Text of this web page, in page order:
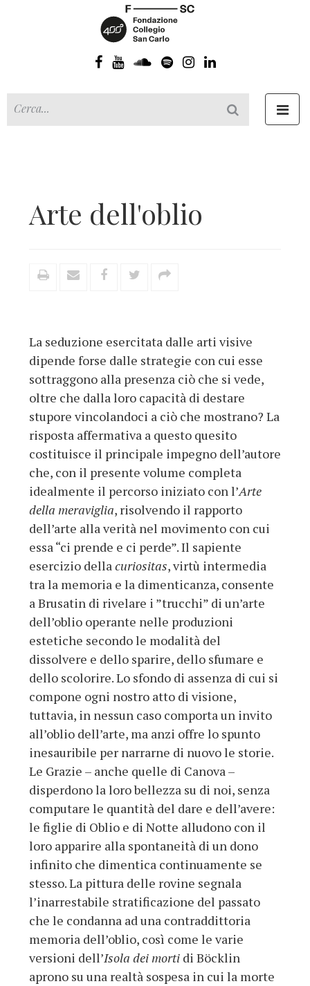
Arte dell'oblio
La seduzione esercitata dalle arti visive
dipende forse dalle strategie con cui esse
sottraggono alla presenza ciò che si vede,
oltre che dalla loro capacità di destare
stupore vincolandoci a ciò che mostrano? La
risposta affermativa a questo quesito
costituisce il principale impegno dell’autore
che, con il presente volume completa
idealmente il percorso iniziato con l’Arte
della meraviglia, risolvendo il rapporto
dell’arte alla verità nel movimento con cui
essa “ci prende e ci perde”. Il sapiente
esercizio dellacuriositas, virtù intermedia
tra la memoria e la dimenticanza, consente
a Brusatin di rivelare i ”trucchi” di un’arte
dell’oblio operante nelle produzioni
estetiche secondo le modalità del
dissolvere e dello sparire, dello sfumare e
dello scolorire. Lo sfondo di assenza di cui si
compone ogni nostro atto di visione,
tuttavia, in nessun caso comporta un invito
all’oblio dell’arte, ma anzi offre lo spunto
inesauribile per narrarne di nuovo le storie.
Le Grazie – anche quelle di Canova –
disperdono la loro bellezza su di noi, senza
computare le quantità del dare e dell’avere:
le figlie di Oblio e di Notte alludono con il
loro apparire alla spontaneità di un dono
infinito che dimentica continuamente se
stesso. La pittura delle rovine segnala
l’inarrestabile stratificazione del passato
che le condanna ad una contraddittoria
memoria dell’oblio, così come le varie
versioni dell’Isola dei morti di Böcklin
aprono su una realtà sospesa in cui la morte